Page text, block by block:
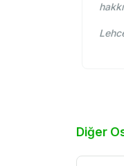
Diğer